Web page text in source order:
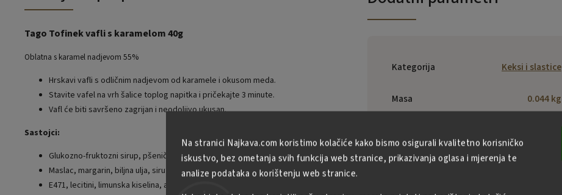
Na stranici Najkava.com koristimo kolačiće kako bismo osigurali kvalitetno korisničko
iskustvo, bez ometanja svih funkcija web stranice, prikazivanja oglasa i mjerenja te
analize podataka o korištenju web stranice.
Tago Tofinek vafli s karamelom 40g
Oblatna s karamel nadjevom 55%
Hrskavi vafli s odličnim nadjevom od karamele i okusom meda.
Stavite vafel na vrh šalice toplog napitka i pričekajte 3 minute.
Vafl će biti savršeno zagrijan i neodoljivo ukusan.
Sastojci:
Glukozno-fruktozni sirup, pšenično brašno, šećer.
Maslac, margarin, biljna ulja, sirutka u prahu.
E471, lecitini, limunska kiselina, aroma.
Kategorija Keksi i slastice
Masa 0.044 kg
GOLEBIEWSKI